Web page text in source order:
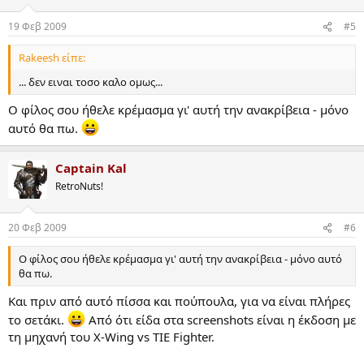
19 Φεβ 2009 #5
Rakeesh είπε:
... δεν ειναι τοσο καλο ομως...
O φίλος σου ήθελε κρέμασμα γι' αυτή την ανακρίβεια - μόνο
αυτό θα πω.
Captain Kal
RetroNuts!
20 Φεβ 2009 #6
O φίλος σου ήθελε κρέμασμα γι' αυτή την ανακρίβεια - μόνο αυτό
θα πω.
Και πριν από αυτό πίσσα και πούπουλα, για να είναι πλήρες
το σετάκι.
Από ότι είδα στα screenshots είναι η έκδοση με
τη μηχανή του X-Wing vs TIE Fighter.